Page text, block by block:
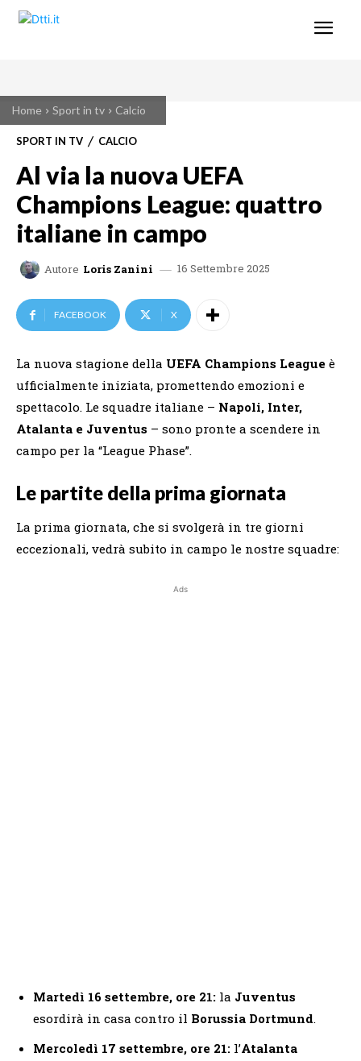
Home Sport in tv Calcio
SPORT IN TV CALCIO
Al via la nuova UEFA
Champions League: quattro
italiane in campo
Autore Loris Zanini 16 Settembre 2025
FACEBOOK X
La nuova stagione della UEFA Champions League è
ufficialmente iniziata, promettendo emozioni e
spettacolo. Le squadre italiane – Napoli, Inter,
Atalanta e Juventus – sono pronte a scendere in
campo per la “League Phase”.
Le partite della prima giornata
La prima giornata, che si svolgerà in tre giorni
eccezionali, vedrà subito in campo le nostre squadre:
Ads
Martedì 16 settembre, ore 21: la Juventus
esordirà in casa contro il Borussia Dortmund.
Mercoledì 17 settembre, ore 21: l’Atalanta